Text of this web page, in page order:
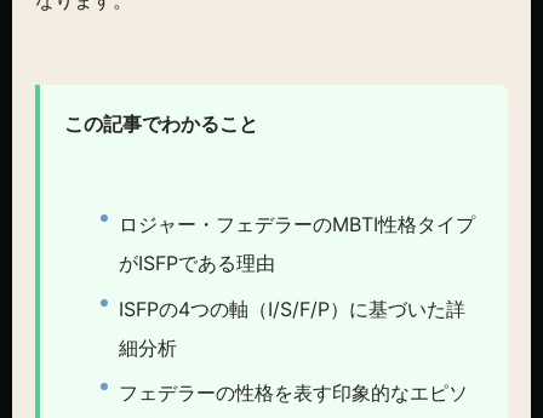
この記事でわかること
ロジャー・フェデラーのMBTI性格タイプ
がISFPである理由
ISFPの4つの軸（I/S/F/P）に基づいた詳
細分析
フェデラーの性格を表す印象的なエピソ